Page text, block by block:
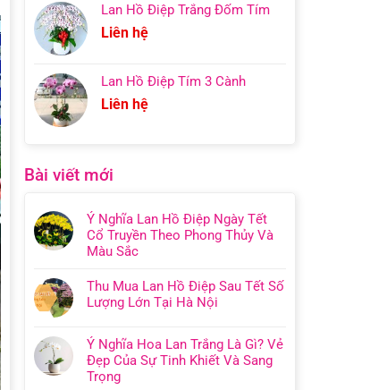
Lan Hồ Điệp Trắng Đốm Tím
Liên hệ
Lan Hồ Điệp Tím 3 Cành
Liên hệ
Bài viết mới
Ý Nghĩa Lan Hồ Điệp Ngày Tết
Cổ Truyền Theo Phong Thủy Và
Màu Sắc
Thu Mua Lan Hồ Điệp Sau Tết Số
Lượng Lớn Tại Hà Nội
Ý Nghĩa Hoa Lan Trắng Là Gì? Vẻ
Đẹp Của Sự Tinh Khiết Và Sang
Trọng